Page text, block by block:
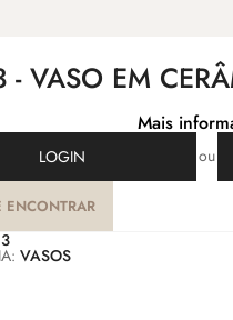
- VASO EM
Mais
LOGIN ou
ENCONTRAR
VASOS